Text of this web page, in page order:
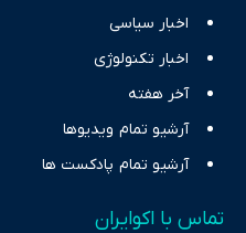
اخبار سیاسی
اخبار تکنولوژی
آخر هفته
آرشیو تمام ویدیوها
آرشیو تمام پادکست ها
تماس با اکوایران